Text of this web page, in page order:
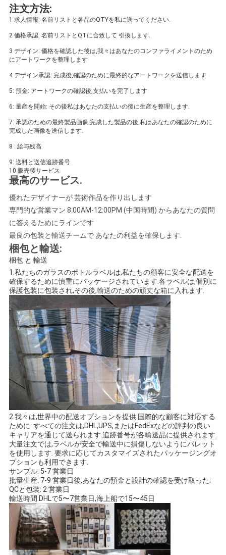
注文方法:
1 求人情報: 名前リストと各品のQTYを私に送ってください.
2 価格承認: 名前リストとQTに合致して 引換します.
3 デザイン: 価格を確認した後は,我々はあなたのコンファライメントのため
にアートワークを整理します
4 デザイン承認: 完成後,確認のために最終的なアートワークを送信します
5: 預金: アートワークの確認後,支払いを完了します
6: 量産を開始: その後私はあなたの支払いの後に生産を整理します.
7: 承認のための最終製品画像,完成した製品の後,私はあなたの確認のために
完成した画像を送信します.
8 : 給与残高
9: 送料と送信追跡番号
10 販売後サービス
最高のサービス.
優れたデザイナーが 芸術作品を作り出します
専門的な営業マン 8:00AM-12:00PM (中国時間) からあなたの質問
に答えるためにラインです
最良の包装と輸送チームで あなたの利益を確保します.
梱包と輸送:
梱包 と 輸送
1.私たちのガラスのボトルラベルは,私たちの顧客に安全な配送を
確保するために慎重にパッケージされています.各ラベルは,個別に
保護包装に包装され,その後,輸送のための頑丈な箱に入れます.
2.我々は,世界中の配送オプションを提供 国際的な顧客に対応する
ために. すべての注文は,DHL,UPS,またはFedExなどの評判の良い
キャリアを通じて送られます.追跡番号が各輸送品に提供されます.
大量注文では,ラベルが安全で輸送中に損傷しないようにパレット
を使用します. 要求に応じてカスタマイズされたパッケージングオ
プションも利用できます.
サンプル: 5-7 営業日
批量生産: 7-9 営業日後,あなたの預金と設計の確認を受け取った;
QCと包装: 2 営業日
輸送時間:DHLで5〜7営業日,海上船で15〜45日